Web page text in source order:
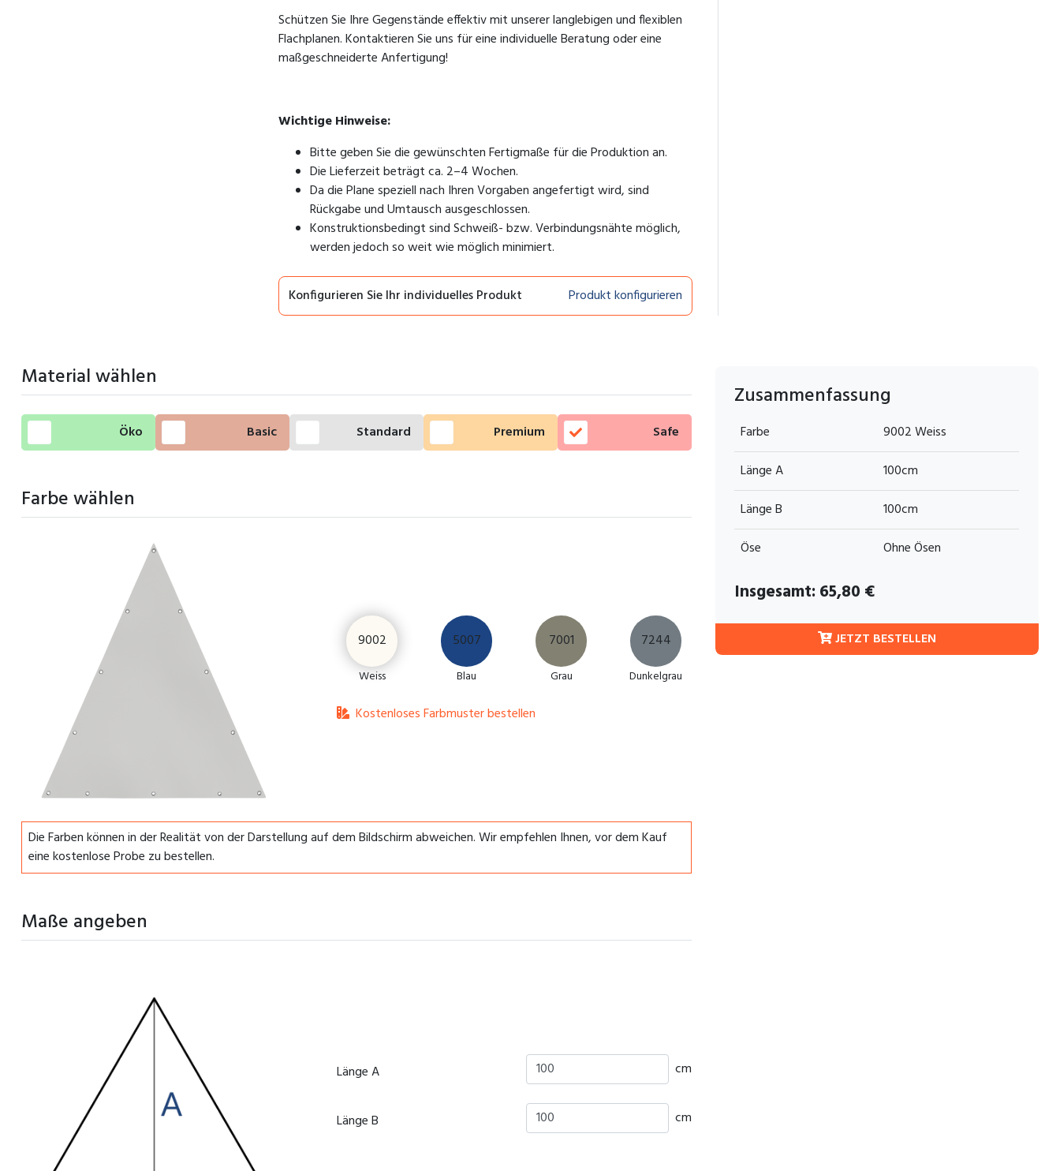
Schützen Sie Ihre Gegenstände effektiv mit unserer langlebigen und flexiblen
Flachplanen. Kontaktieren Sie uns für eine individuelle Beratung oder eine
maßgeschneiderte Anfertigung!
Wichtige Hinweise:
Bitte geben Sie die gewünschten Fertigmaße für die Produktion an.
Die Lieferzeit beträgt ca. 2–4 Wochen.
Da die Plane speziell nach Ihren Vorgaben angefertigt wird, sind
Rückgabe und Umtausch ausgeschlossen.
Konstruktionsbedingt sind Schweiß- bzw. Verbindungsnähte möglich,
werdenjedoch so weit wie möglich minimiert.
Konfigurieren Sie Ihr individuelles Produkt Produkt konfigurieren
Material wählen
Öko Basic Standard Premium Safe
Farbe wählen
9002
Weiss
5007
Blau
7001
Grau
7244
Dunkelgrau
Kostenloses Farbmuster bestellen
Die Farben können in der Realität von der Darstellung auf dem Bildschirm abweichen. Wir empfehlen Ihnen, vor dem Kauf
eine kostenlose Probe zu bestellen.
Maße angeben
Länge A cm
Länge B cm
Zusammenfassung
Farbe
9002 Weiss
Länge A
100cm
Länge B
100cm
Öse
Ohne Ösen
Insgesamt: 65,80 €
JETZT BESTELLEN